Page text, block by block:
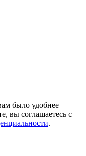
было удобнее
вы соглашаетесь с
.